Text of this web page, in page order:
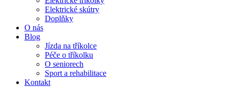
Elektrické skútry
Doplňky
O nás
Blog
Jízda na tříkolce
Péče o tříkolku
O seniorech
Sport a rehabilitace
Kontakt